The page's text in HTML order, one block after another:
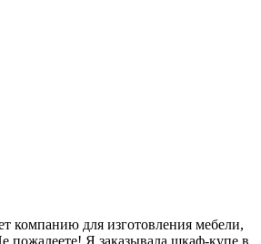
компанию для изготовления мебели,
пожалеете! Я заказывала шкаф-купе в